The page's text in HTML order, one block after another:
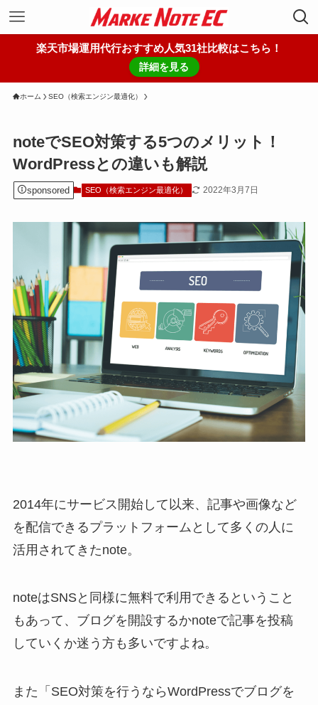
楽天市場運用代行おすすめ人気31社比較はこちら！
詳細を見る
ホーム SEO（検索エンジン最適化）
noteでSEO対策する5つのメリット！
WordPressとの違いも解説
sponsored SEO（検索エンジン最適化） 2022年3月7日
2014年にサービス開始して以来、記事や画像など
を配信できるプラットフォームとして多くの人に
活用されてきたnote。
noteはSNSと同様に無料で利用できるということ
もあって、ブログを開設するかnoteで記事を投稿
していくか迷う方も多いですよね。
また「SEO対策を行うならWordPressでブログを